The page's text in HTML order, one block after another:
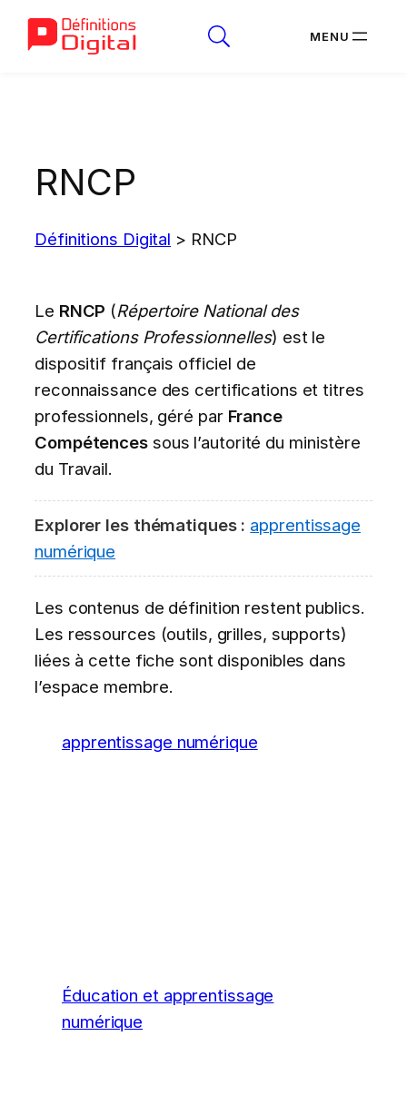
RNCP
Définitions Digital > RNCP
Le RNCP (Répertoire National des
Certifications Professionnelles) est le
dispositif français officiel de
reconnaissance des certifications et titres
professionnels, géré par France
Compétencessous l’autorité du ministère
du Travail.
Explorer les thématiques : apprentissage
numérique
Les contenus de définition restent publics.
Les ressources (outils, grilles, supports)
liées à cette fiche sont disponibles dans
l’espace membre.
apprentissage numérique
Éducation et apprentissage
numérique